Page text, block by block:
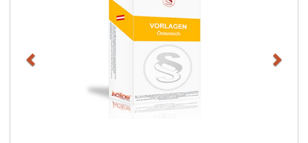
anzurechnen.